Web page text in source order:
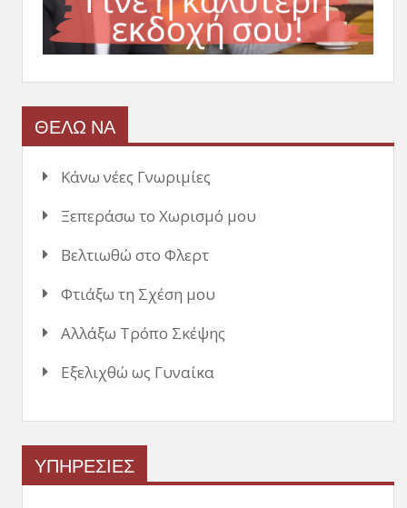
ΘΕΛΩ ΝΑ
Κάνω νέες Γνωριμίες
Ξεπεράσω το Χωρισμό μου
Βελτιωθώ στο Φλερτ
Φτιάξω τη Σχέση μου
Αλλάξω Τρόπο Σκέψης
Εξελιχθώ ως Γυναίκα
ΥΠΗΡΕΣΙΕΣ